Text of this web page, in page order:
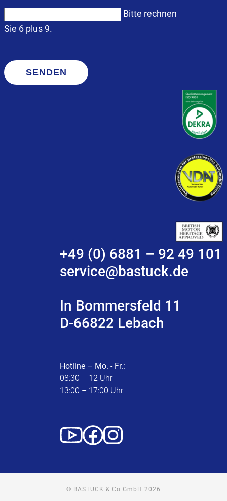
Bitte rechnen
Sie 6 plus 9.
SENDEN
+49 (0) 6881 – 92 49 101
service@bastuck.de
In Bommersfeld 11
D-66822 Lebach
Hotline – Mo. - Fr.:
08:30 – 12 Uhr
13:00 – 17:00 Uhr
© BASTUCK & Co GmbH 2026